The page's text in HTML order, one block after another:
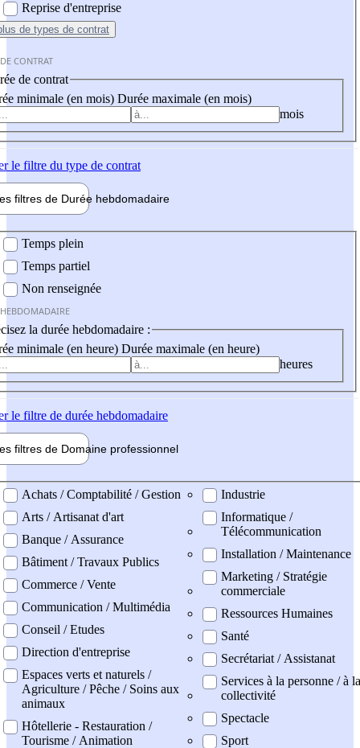
Reprise d'entreprise
de types de contrat
CONTRAT
de contrat
minimale (en mois) Durée maximale (en mois)
mois
le filtre du type de contrat
filtres de Durée hebdomadaire
Temps plein
Temps partiel
Non renseignée
la durée hebdomadaire :
minimale (en heure) Durée maximale (en heure)
heures
le filtre de durée hebdomadaire
filtres de Domaine professionnel
professionel
Achats / Comptabilité / Gestion
Arts / Artisanat d'art
Banque / Assurance
Bâtiment / Travaux Publics
Commerce / Vente
Communication / Multimédia
Conseil / Etudes
Direction d'entreprise
Espaces verts et naturels /
Agriculture / Pêche / Soins aux
animaux
Hôtellerie - Restauration /
Tourisme / Animation
Industrie
Informatique /
Télécommunication
Installation / Maintenance
Marketing / Stratégie
commerciale
Ressources Humaines
Santé
Secrétariat / Assistanat
Services à la personne / à la
collectivité
Spectacle
Sport